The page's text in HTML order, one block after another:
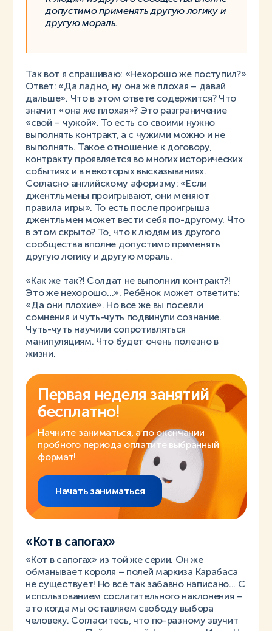
допустимо применять другую логику и
другую мораль.
Так вот я спрашиваю: «Нехорошо же поступил?»
Ответ: «Да ладно, ну она же плохая – давай
дальше». Что в этом ответе содержится? Что
значит «она же плохая»? Это разграничение
«свой – чужой». То есть со своими нужно
выполнять контракт, а с чужими можно и не
выполнять. Такое отношение к договору,
контракту проявляется во многих исторических
событиях и в некоторых высказываниях.
Согласно английскому афоризму: «Если
джентльмены проигрывают, они меняют
правила игры». То есть после проигрыша
джентльмен может вести себя по-другому. Что
в этом скрыто? То, что к людям из другого
сообщества вполне допустимо применять
другую логику и другую мораль.
«Как же так?! Солдат не выполнил контракт?!
Это же нехорошо…». Ребёнок может ответить:
«Да они плохие». Но все же вы посеяли
сомнения и чуть-чуть подвинули сознание.
Чуть-чуть научили сопротивляться
манипуляциям. Что будет очень полезно в
жизни.
Первая неделя занятий
бесплатно!
Начните заниматься, а по окончании
пробного периода оплатите выбранный
формат!
Начать заниматься
«Кот в сапогах»
«Кот в сапогах» из той же серии. Он же
обманывает короля – полей маркиза Карабаса
не существует! Но всё так забавно написано... С
использованием сослагательного наклонения –
это когда мы оставляем свободу выбора
человеку. Согласитесь, что по-разному звучит